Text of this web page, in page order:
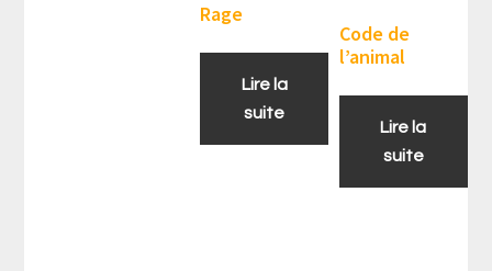
Rage
Lire la
suite
Code de
l’animal
Lire la
suite